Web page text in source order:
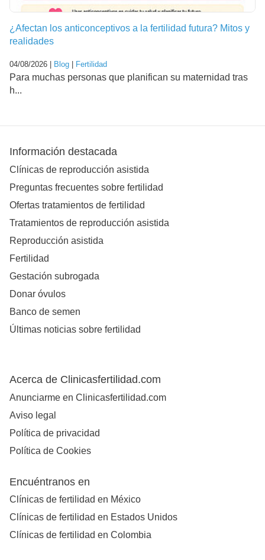
¿Afectan los anticonceptivos a la fertilidad futura? Mitos y
realidades
04/08/2026 | Blog Fertilidad
Para muchas personas que planifican su maternidad tras
h...
Información destacada
Clínicas de reproducción asistida
Preguntas frecuentes sobre fertilidad
Ofertas tratamientos de fertilidad
Tratamientos de reproducción asistida
Reproducción asistida
Fertilidad
Gestación subrogada
Donar óvulos
Banco de semen
Últimas noticias sobre fertilidad
Acerca de Clinicasfertilidad.com
Anunciarme en Clinicasfertilidad.com
Aviso legal
Política de privacidad
Política de Cookies
Encuéntranos en
Clínicas de fertilidad en México
Clínicas de fertilidad en Estados Unidos
Clínicas de fertilidad en Colombia